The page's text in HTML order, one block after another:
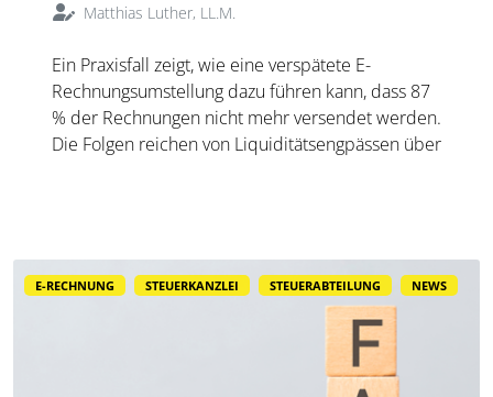
Matthias Luther, LL.M.
Ein Praxisfall zeigt, wie eine verspätete E-
Rechnungsumstellung dazu führen kann, dass 87
% der Rechnungen nicht mehr versendet werden.
Die Folgen reichen von Liquiditätsengpässen über
E-RECHNUNG STEUERKANZLEI STEUERABTEILUNG NEWS